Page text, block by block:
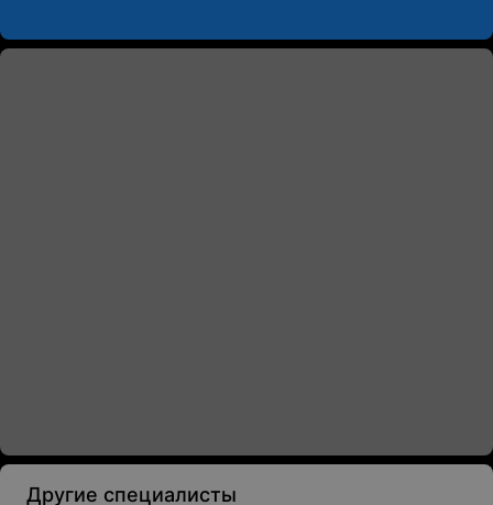
Другие специалисты